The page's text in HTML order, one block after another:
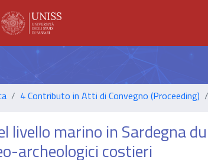
4 Contributo in Atti di Convegno (Proceeding)
livello marino in Sardegna
archeologici costieri